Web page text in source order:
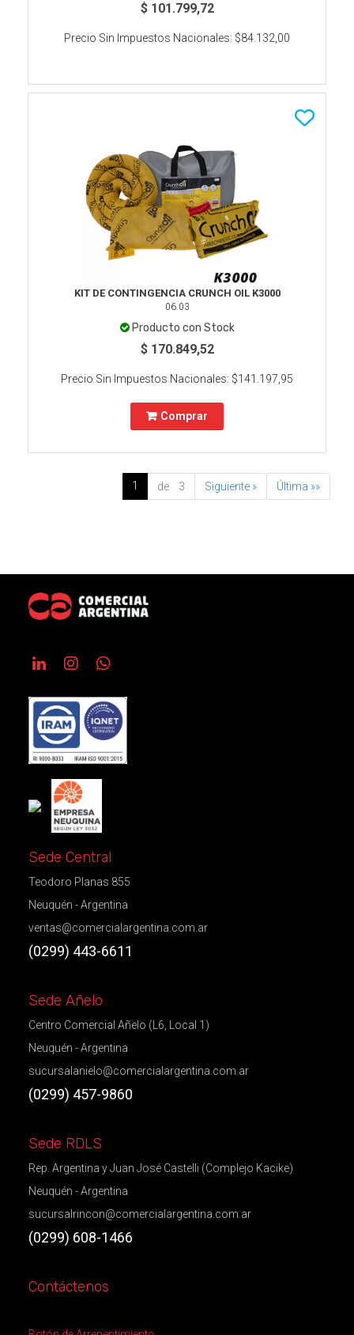
$ 101.799,72
Precio Sin Impuestos Nacionales: $84.132,00
KIT DE CONTINGENCIA CRUNCH OIL K3000
06.03
Producto con Stock
$ 170.849,52
Precio Sin Impuestos Nacionales: $141.197,95
Comprar
1 de 3 Siguiente » Última »»
Sede Central
Teodoro Planas 855
Neuquén - Argentina
ventas@comercialargentina.com.ar
(0299) 443-6611
Sede Añelo
Centro Comercial Añelo (L6, Local 1)
Neuquén - Argentina
sucursalanielo@comercialargentina.com.ar
(0299) 457-9860
Sede RDLS
Rep. Argentina y Juan José Castelli (Complejo Kacike)
Neuquén - Argentina
sucursalrincon@comercialargentina.com.ar
(0299) 608-1466
Contáctenos